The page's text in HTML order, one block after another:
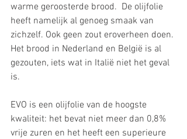
warme geroosterde brood.  De olijfolie
heeft namelijk al genoeg smaak van
zichzelf. Ook geen zout eroverheen doen.
Het brood in Nederland en België is al
gezouten, iets wat in Italië niet het geval
is.
EVO is een olijfolie van de hoogste
kwaliteit: het bevat niet meer dan 0,8%
vrije zuren en het heeft een superieure